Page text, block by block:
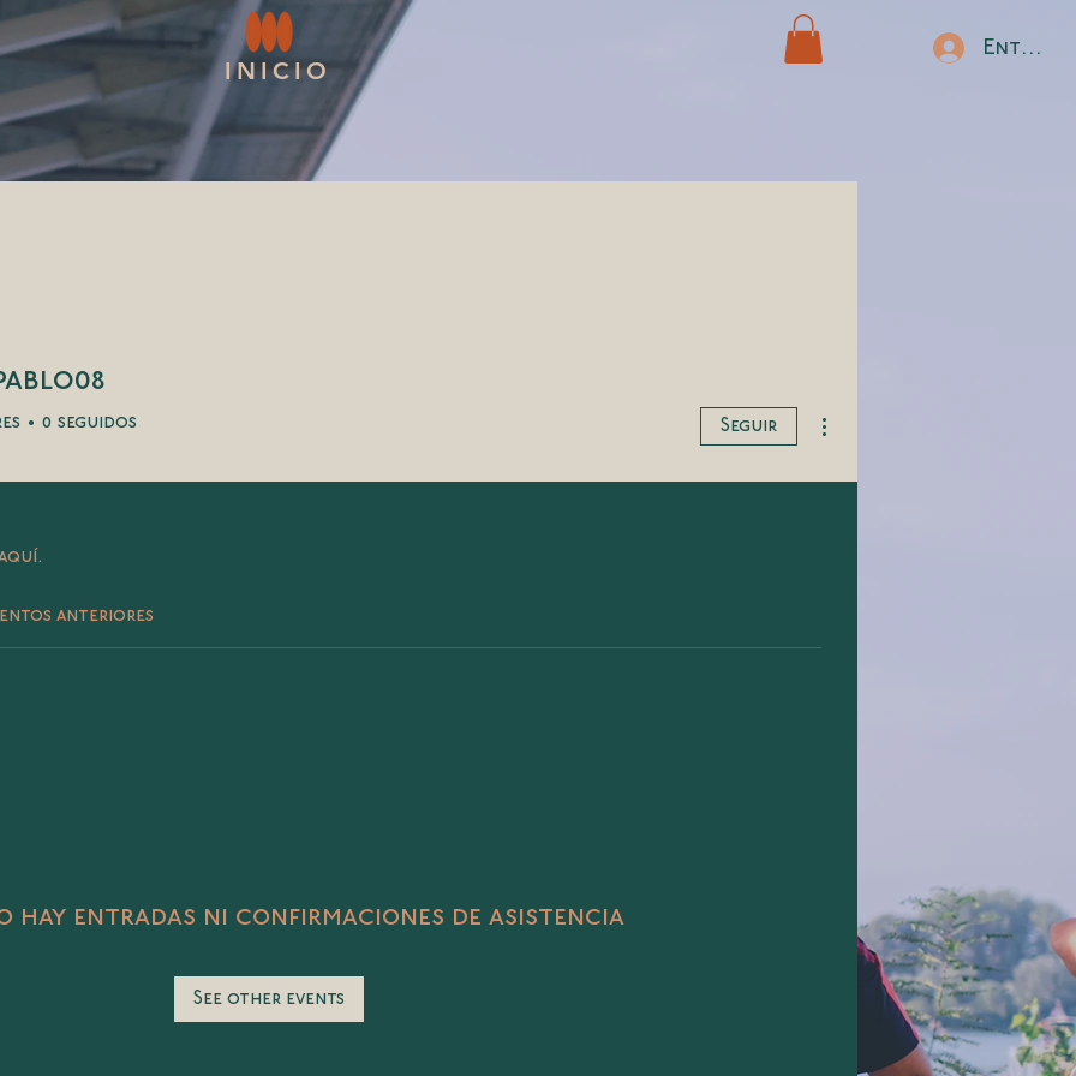
Entrar
INICIO
anteriores
hay entradas ni confirmaciones de asistencia
See other events
0 seguidos Seguir